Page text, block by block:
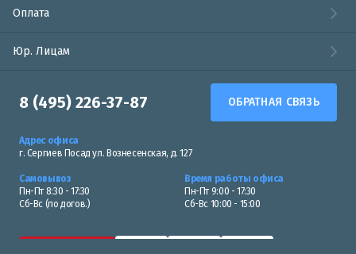
Оплата
Юр. Лицам
8 (495) 226-37-87 ОБРАТНАЯ СВЯЗЬ
Адрес офиса
г. Сергиев Посад ул. Вознесенская, д. 127
Самовывоз
Пн-Пт 8:30 - 17:30
Сб-Вс (по догов.)
Время работы офиса
Пн-Пт 9:00 - 17:30
Сб-Вс 10:00 - 15:00